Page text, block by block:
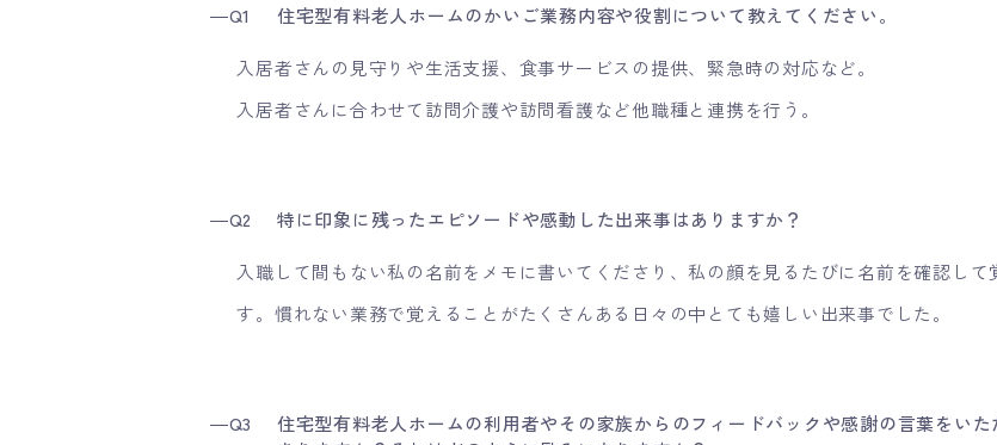
―Q1 住宅型有料老人ホームのかいご業務内容や役割について教えてください。
入居者さんの見守りや生活支援、食事サービスの提供、緊急時の対応など。
入居者さんに合わせて訪問介護や訪問看護など他職種と連携を行う。
―Q2 特に印象に残ったエピソードや感動した出来事はありますか？
入職して間もない私の名前をメモに書いてくださり、私の顔を見るたびに名前を確認し
す。慣れない業務で覚えることがたくさんある日々の中とても嬉しい出来事でした。
―Q3
住宅型有料老人ホームの利用者やその家族からのフィードバックや感謝の言葉をいた